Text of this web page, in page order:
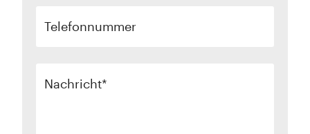
Telefonnummer
Nachricht